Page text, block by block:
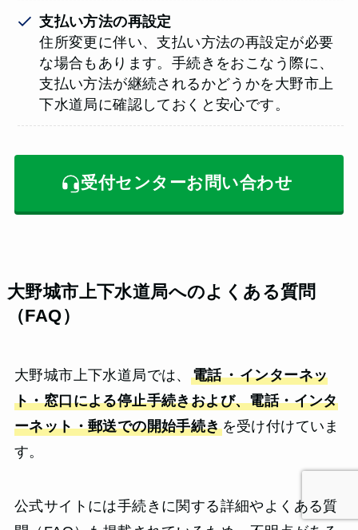
支払い方法の再設定
住所変更に伴い、支払い方法の再設定が必要
な場合もあります。手続きをおこなう際に、
支払い方法が継続されるかどうかを大野市上
下水道局に確認しておくと安心です。
受付センターお問い合わせ
大野城市上下水道局へのよくある質問
（FAQ）
大野城市上下水道局では、 電話・インターネッ
ト・窓口による停止手続きおよび、電話・インタ
ーネット・郵送での開始手続きを受け付けていま
す。
公式サイトには手続きに関する詳細やよくある質